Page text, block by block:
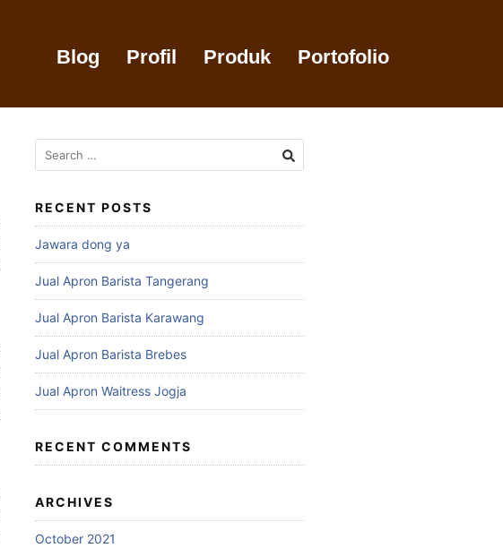
Blog Profil Produk Portofolio
RECENT POSTS
Jawara dong ya
Jual Apron Barista Tangerang
Jual Apron Barista Karawang
Jual Apron Barista Brebes
Jual Apron Waitress Jogja
RECENT COMMENTS
ARCHIVES
October 2021